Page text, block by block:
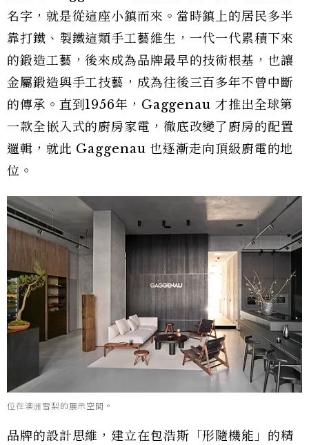
名字，就是從這座小鎮而來。當時鎮上的居民多半
靠打鐵、製鐵這類手工藝維生，一代一代累積下來
的鍛造工藝，後來成為品牌最早的技術根基，也讓
金屬鍛造與手工技藝，成為往後三百多年不曾中斷
的傳承。直到1956年，Gaggenau 才推出全球第
一款全嵌入式的廚房家電，徹底改變了廚房的配置
邏輯，就此 Gaggenau 也逐漸走向頂級廚電的地
位。
位在澳洲雪梨的展示空間。
品牌的設計思維，建立在包浩斯「形隨機能」的精